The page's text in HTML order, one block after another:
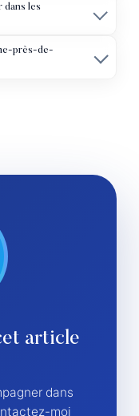
dans les
près-de-
article
dans
moi